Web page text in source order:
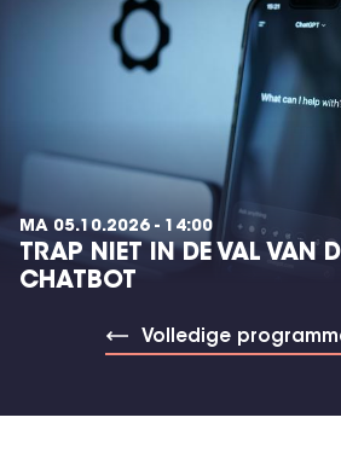
MA 05.10.2026 - 14:00
TRAP NIET IN DE VAL VAN
CHATBOT
Volledige